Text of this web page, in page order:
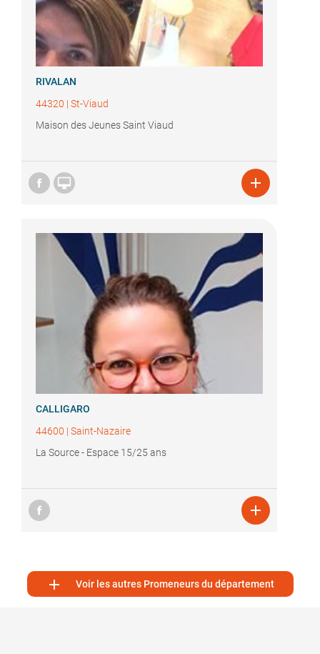
RIVALAN
44320 | St-Viaud
Maison des Jeunes Saint Viaud
 
CALLIGARO
44600 | Saint-Nazaire
La Source - Espace 15/25 ans

 Voir les autres Promeneurs du département